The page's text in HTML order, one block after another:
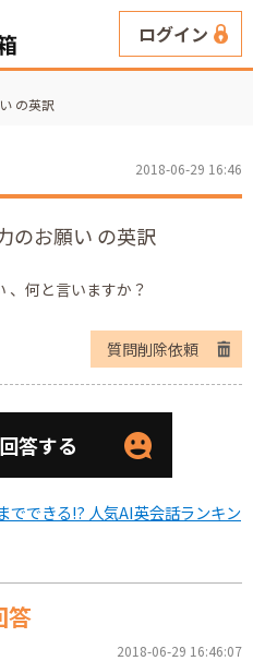
ログイン
の英訳
2018-06-29 16:46
のお願い の英訳
、何と言いますか？
質問削除依頼
答する
でできる!? 人気AI英会話ランキン
答
2018-06-29 16:46:07